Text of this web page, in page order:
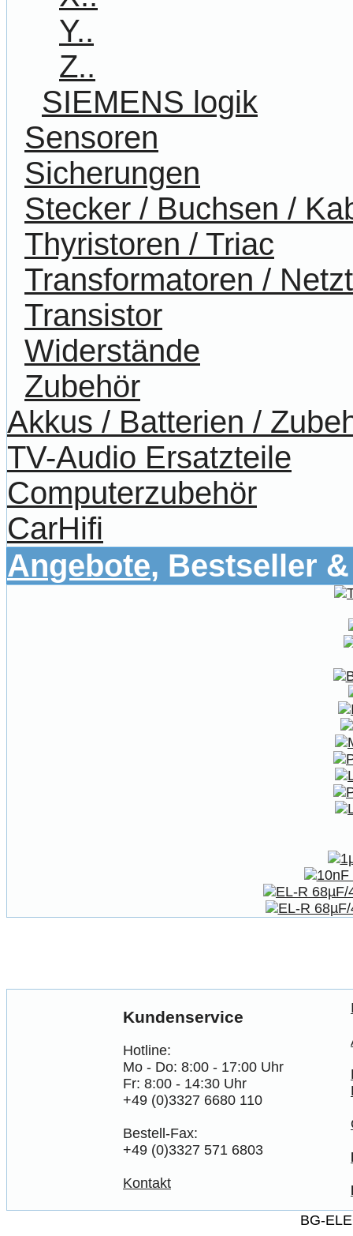
Y..
Z..
SIEMENS logik
Sensoren
Sicherungen
Stecker / Buchsen /
Thyristoren / Triac
Transformatoren /
Transistor
Widerstände
Zubehör
Akkus / Batterien /
TV-Audio Ersatzteile
Computerzubehör
CarHifi
Angebote, Bestseller
Kundenservice
Hotline:
Mo - Do: 8:00 - 17:00 Uhr
Fr: 8:00 - 14:30 Uhr
+49 (0)3327 6680 110
Bestell-Fax:
+49 (0)3327 571 6803
Kontakt
BG-